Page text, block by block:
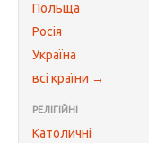
Польща
Росія
Україна
всі країни →
РЕЛІГІЙНІ
Католичні